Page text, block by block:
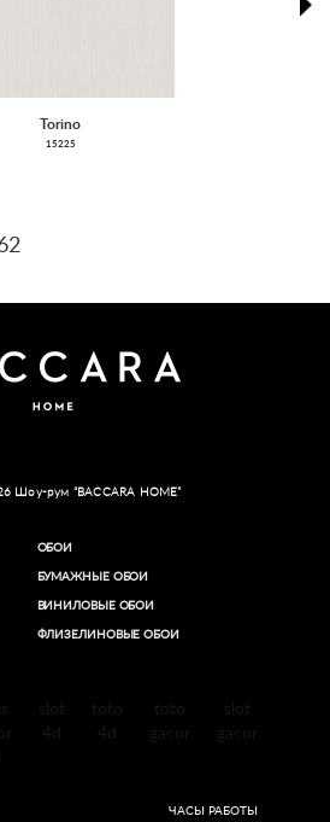
Torino
15225
Шоу-рум “BACCARA HOME”
ОБОИ
БУМАЖНЫЕ ОБОИ
ВИНИЛОВЫЕ ОБОИ​
ФЛИЗЕЛИНОВЫЕ ОБОИ
ЧАСЫ РАБОТЫ